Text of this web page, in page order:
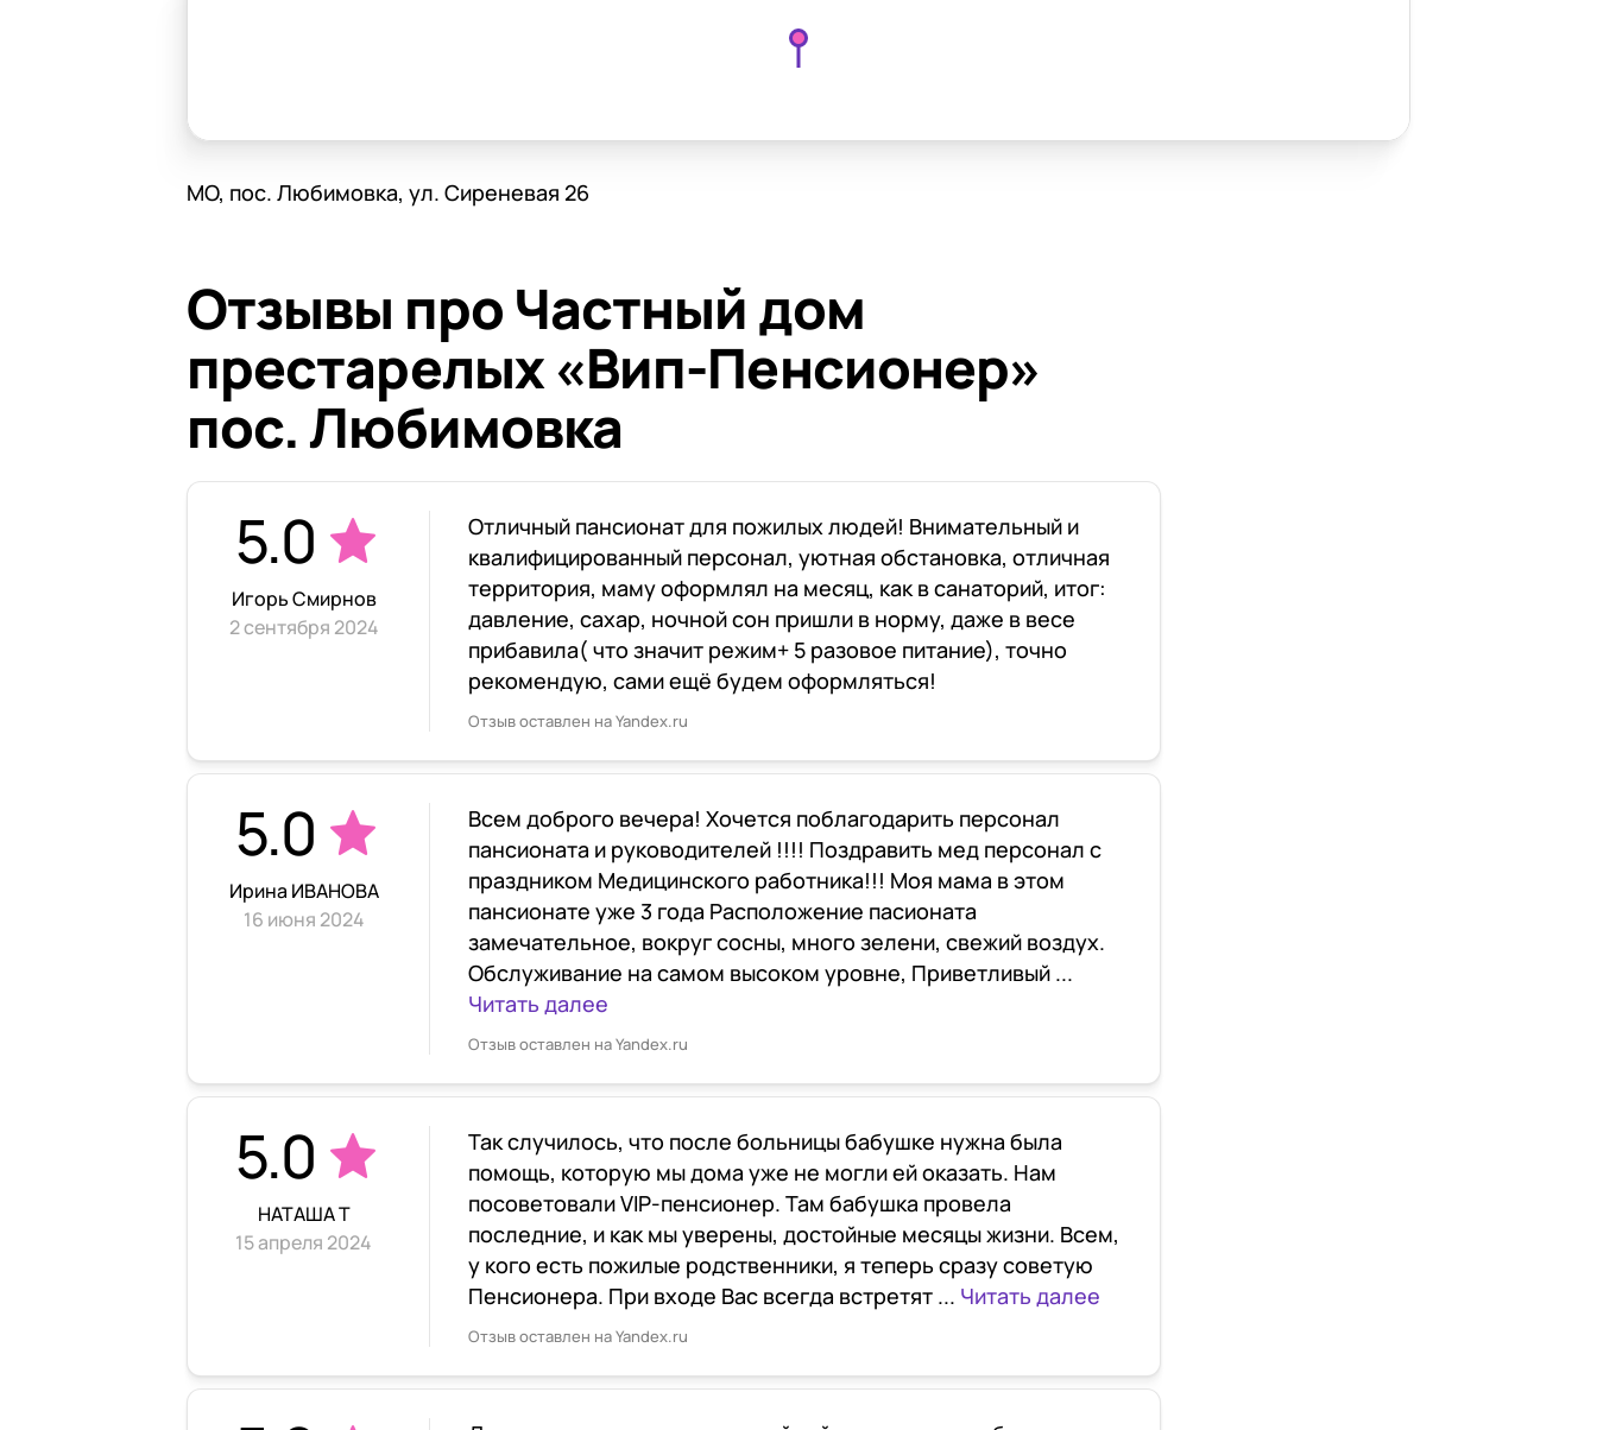
МО, пос. Любимовка, ул. Сиреневая 26
Отзывы про Частный дом
престарелых «Вип-Пенсионер»
пос. Любимовка
5.0
Игорь Смирнов
2 сентября 2024
Отличный пансионат для пожилых людей! Внимательный и
квалифицированный персонал, уютная обстановка, отличная
территория, маму оформлял на месяц, как в санаторий, итог:
давление, сахар, ночной сон пришли в норму, даже в весе
прибавила( что значит режим+ 5 разовое питание), точно
рекомендую, сами ещё будем оформляться!
Отзыв оставлен на Yandex.ru
5.0
Ирина ИВАНОВА
16 июня 2024
Всем доброго вечера! Хочется поблагодарить персонал
пансионата и руководителей !!!! Поздравить мед персонал с
праздником Медицинского работника!!! Моя мама в этом
пансионате уже 3 года Расположение пасионата
замечательное, вокруг сосны, много зелени, свежий воздух.
Обслуживание на самом высоком уровне, Приветливый ...
Читать далее
Отзыв оставлен на Yandex.ru
5.0
НАТАША Т
15 апреля 2024
Так случилось, что после больницы бабушке нужна была
помощь, которую мы дома уже не могли ей оказать. Нам
посоветовали VIP-пенсионер. Там бабушка провела
последние, и как мы уверены, достойные месяцы жизни. Всем,
у кого есть пожилые родственники, я теперь сразу советую
Пенсионера. При входе Вас всегда встретят ... Читать далее
Отзыв оставлен на Yandex.ru